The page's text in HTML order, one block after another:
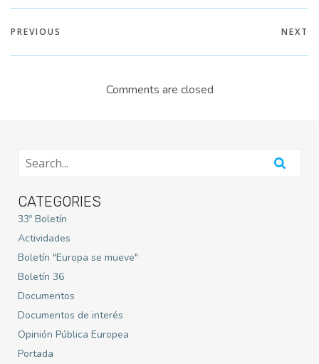
PREVIOUS NEXT
Comments are closed
CATEGORIES
33º Boletín
Actividades
Boletín "Europa se mueve"
Boletín 36
Documentos
Documentos de interés
Opinión Pública Europea
Portada